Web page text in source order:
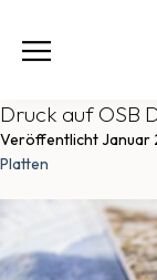
Druck auf OSB
VeröffentlichtJanuar
Platten